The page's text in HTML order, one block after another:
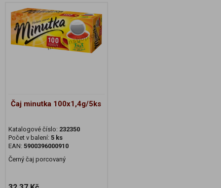
Čaj minutka 100x1,4g/5ks
Katalogové číslo: 232350
Počet v balení: 5 ks
EAN: 5900396000910
Černý čaj porcovaný